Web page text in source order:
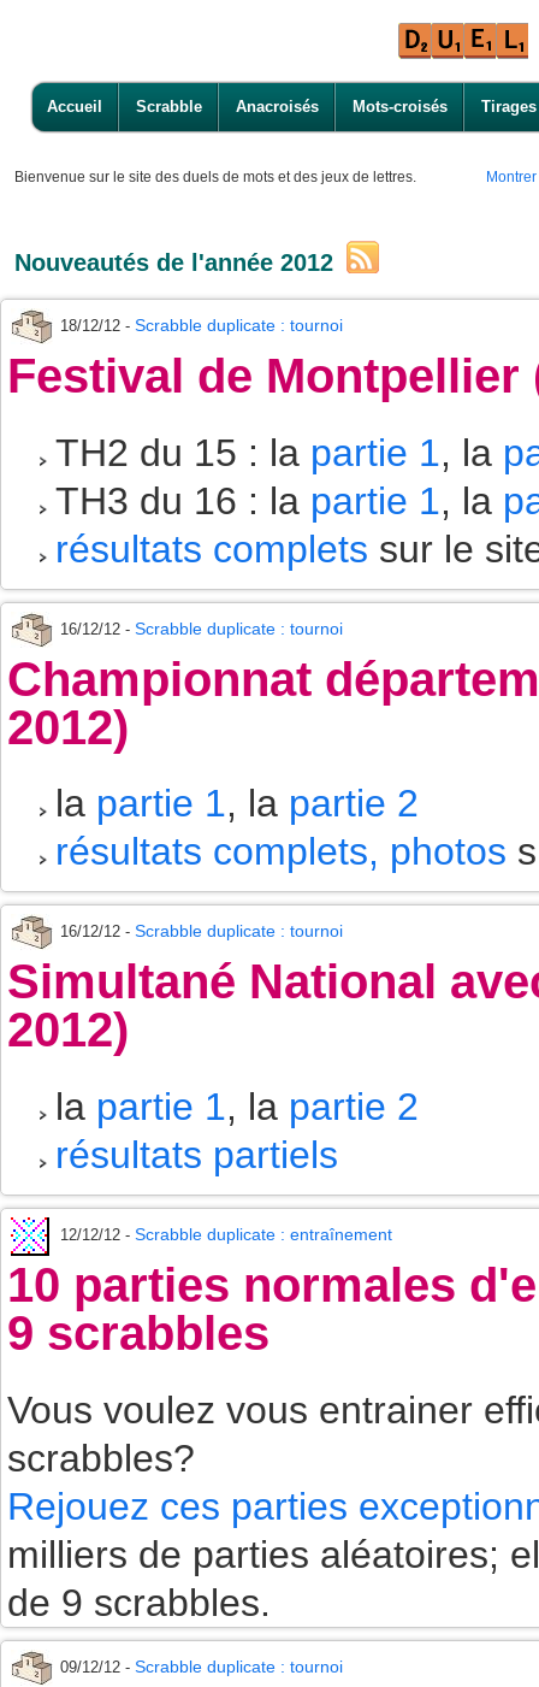
Accueil Scrabble Anacroisés Mots-croisés Tirages
Bienvenue sur le site des duels de mots et des jeux de lettres.
Nouveautés de l'année 2012
18/12/12 - Scrabble duplicate : tournoi
Festival de Montpellier
TH2 du 15 : la partie 1, la
TH3 du 16 : la partie 1, la
résultats complets sur le
16/12/12 - Scrabble duplicate : tournoi
Championnat
2012)
la partie 1, la partie 2
résultats complets, photos
16/12/12 - Scrabble duplicate : tournoi
Simultané National
2012)
la partie 1, la partie 2
résultats partiels
12/12/12 - Scrabble duplicate : entraînement
10 parties normales
9 scrabbles
Vous voulez vous entrainer
scrabbles?
Rejouez ces parties
milliers de parties aléatoires;
de 9 scrabbles.
09/12/12 - Scrabble duplicate : tournoi